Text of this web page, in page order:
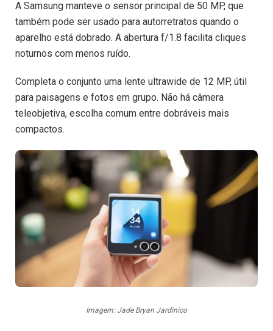
A Samsung manteve o sensor principal de 50 MP, que
também pode ser usado para autorretratos quando o
aparelho está dobrado. A abertura f/1.8 facilita cliques
noturnos com menos ruído.
Completa o conjunto uma lente ultrawide de 12 MP, útil
para paisagens e fotos em grupo. Não há câmera
teleobjetiva, escolha comum entre dobráveis mais
compactos.
Imagem: Jade Bryan Jardinico